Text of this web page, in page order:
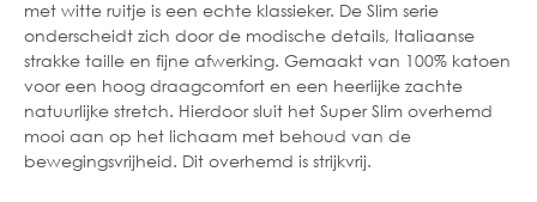
met witte ruitje is een echte klassieker. De Slim serie
onderscheidt zich door de modische details, Italiaanse
strakke taille en fijne afwerking. Gemaakt van 100% katoen
voor een hoog draagcomfort en een heerlijke zachte
natuurlijke stretch. Hierdoor sluit het Super Slim overhemd
mooi aan op het lichaam met behoud van de
bewegingsvrijheid. Dit overhemd is strijkvrij.